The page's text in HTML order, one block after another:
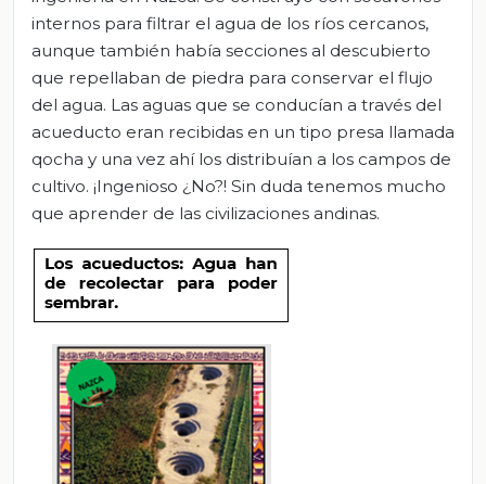
internos para filtrar el agua de los ríos cercanos,
aunque también había secciones al descubierto
que repellaban de piedra para conservar el flujo
del agua. Las aguas que se conducían a través del
acueducto eran recibidas en un tipo presa llamada
qocha y una vez ahí los distribuían a los campos de
cultivo. ¡Ingenioso ¿No?! Sin duda tenemos mucho
que aprender de las civilizaciones andinas.